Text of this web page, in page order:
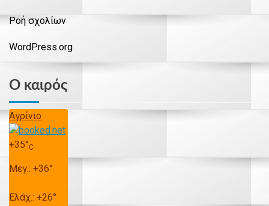
Ροή σχολίων
WordPress.org
Ο καιρός
Αγρίνιο
+35°C
Μεγ.: +36°
Ελάχ.: +26°